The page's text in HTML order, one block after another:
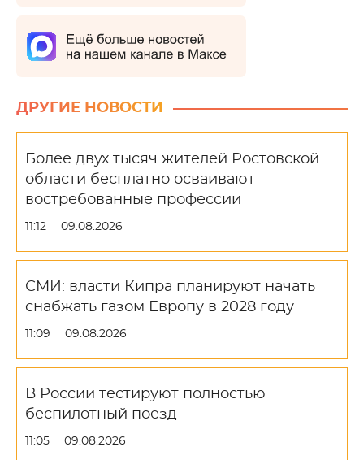
ДРУГИЕ НОВОСТИ
Более двух тысяч жителей Ростовской
области бесплатно осваивают
востребованные профессии
11:12 09.08.2026
СМИ: власти Кипра планируют начать
снабжать газом Европу в 2028 году
11:09 09.08.2026
В России тестируют полностью
беспилотный поезд
11:05 09.08.2026